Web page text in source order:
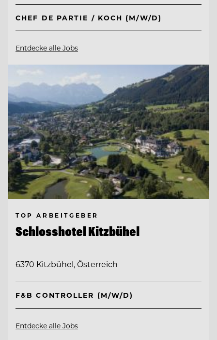
CHEF DE PARTIE / KOCH (M/W/D)
Entdecke alle Jobs
TOP ARBEITGEBER
Schlosshotel Kitzbühel
6370 Kitzbühel, Österreich
F&B CONTROLLER (M/W/D)
Entdecke alle Jobs